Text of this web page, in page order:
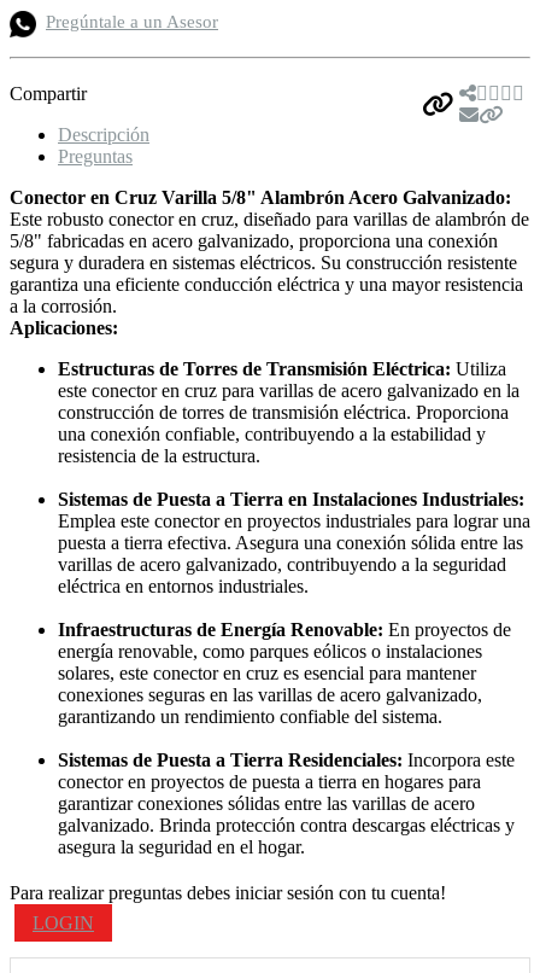
Pregúntale a un Asesor
Compartir
Descripción
Preguntas
Conector en Cruz Varilla 5/8" Alambrón Acero Galvanizado:
Este robusto conector en cruz, diseñado para varillas de alambrón de
5/8" fabricadas en acero galvanizado, proporciona una conexión
segura y duradera en sistemas eléctricos. Su construcción resistente
garantiza una eficiente conducción eléctrica y una mayor resistencia
a la corrosión.
Aplicaciones:
Estructuras de Torres de Transmisión Eléctrica: Utiliza
este conector en cruz para varillas de acero galvanizado en la
construcción de torres de transmisión eléctrica. Proporciona
una conexión confiable, contribuyendo a la estabilidad y
resistencia de la estructura.
Sistemas de Puesta a Tierra en Instalaciones Industriales:
Emplea este conector en proyectos industriales para lograr una
puesta a tierra efectiva. Asegura una conexión sólida entre las
varillas de acero galvanizado, contribuyendo a la seguridad
eléctrica en entornos industriales.
Infraestructuras de Energía Renovable: En proyectos de
energía renovable, como parques eólicos o instalaciones
solares, este conector en cruz es esencial para mantener
conexiones seguras en las varillas de acero galvanizado,
garantizando un rendimiento confiable del sistema.
Sistemas de Puesta a Tierra Residenciales: Incorpora este
conector en proyectos de puesta a tierra en hogares para
garantizar conexiones sólidas entre las varillas de acero
galvanizado. Brinda protección contra descargas eléctricas y
asegura la seguridad en el hogar.
Para realizar preguntas debes iniciar sesión con tu cuenta!
LOGIN